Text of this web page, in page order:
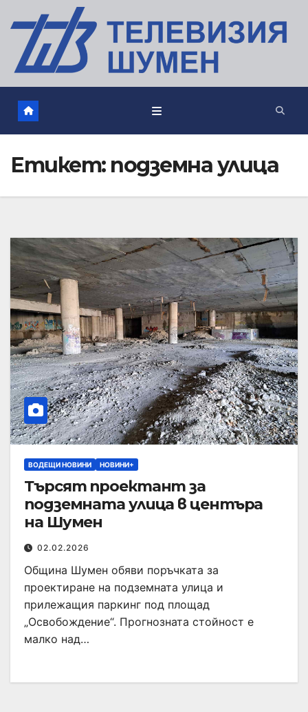
Етикет: подземна улица
ВОДЕЩИ НОВИНИ НОВИНИ+
Търсят проектант за
подземната улица в центъра
на Шумен
02.02.2026
Община Шумен обяви поръчката за
проектиране на подземната улица и
прилежащия паркинг под плoщад
„Освобождение“. Прогнозната стойност е
малко над…